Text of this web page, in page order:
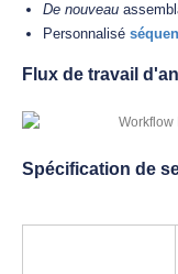
De nouveau
Personnalisé
Flux de travail
Spécification de